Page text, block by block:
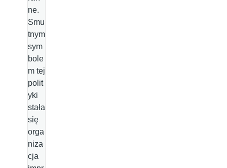
ne.
Smu
tnym
sym
bole
m tej
polit
yki
stała
się
orga
niza
cja